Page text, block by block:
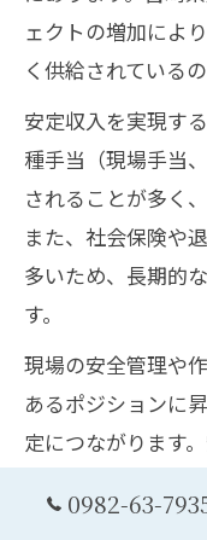
ェクトの増加によ
く供給されている
安定収入を実現す
種手当（現場手当
されることが多く
また、社会保険や
多いため、長期的
す。
現場の安全管理や
あるポジションに
定につながります
の大きな特徴です。
0982-63-